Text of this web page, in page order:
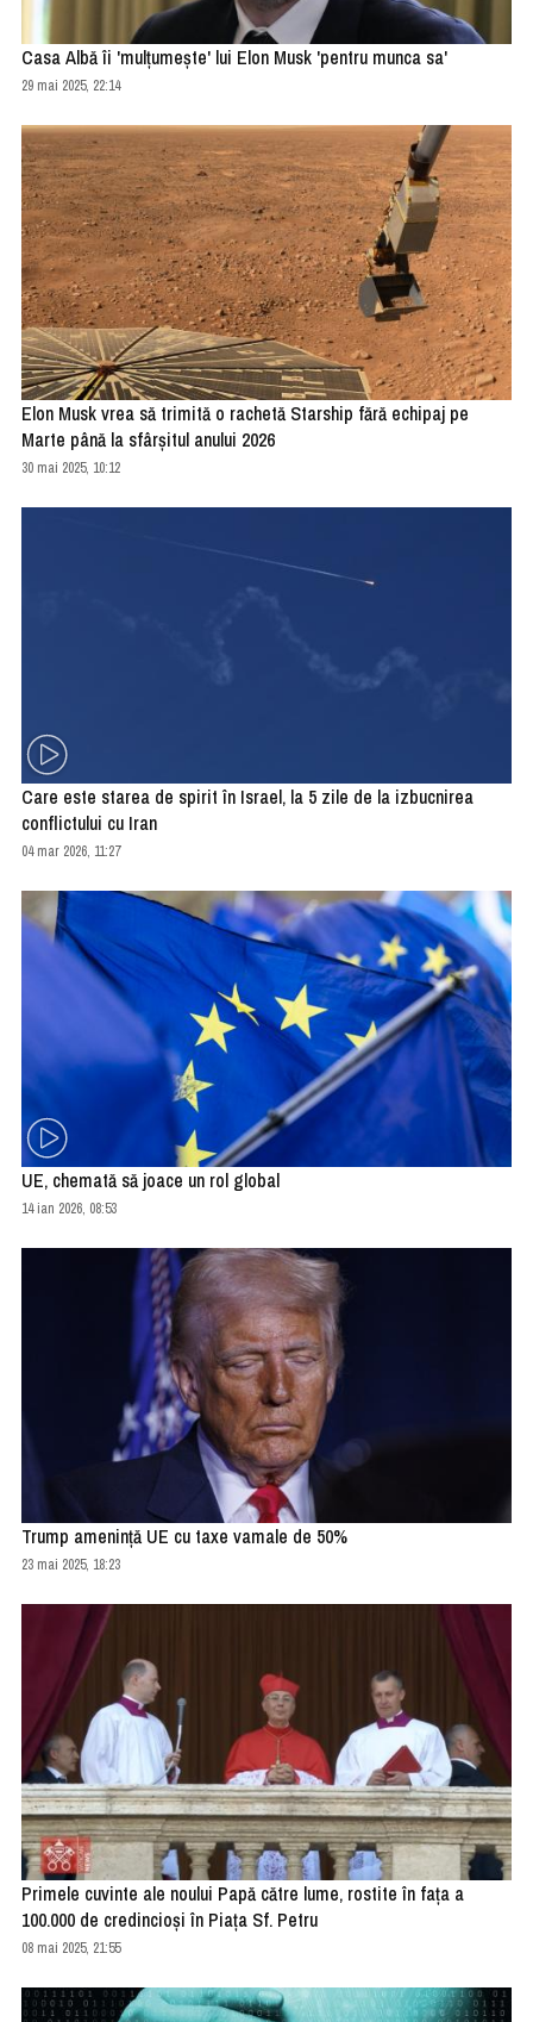
Casa Albă îi 'mulţumeşte' lui Elon Musk 'pentru munca sa'
29 mai 2025, 22:14
Elon Musk vrea să trimită o rachetă Starship fără echipaj pe
Marte până la sfârşitul anului 2026
30 mai 2025, 10:12
Care este starea de spirit în Israel, la 5 zile de la izbucnirea
conflictului cu Iran
04 mar 2026, 11:27
UE, chemată să joace un rol global
14 ian 2026, 08:53
Trump ameninţă UE cu taxe vamale de 50%
23 mai 2025, 18:23
Primele cuvinte ale noului Papă către lume, rostite în fața a
100.000 de credincioși în Piața Sf. Petru
08 mai 2025, 21:55